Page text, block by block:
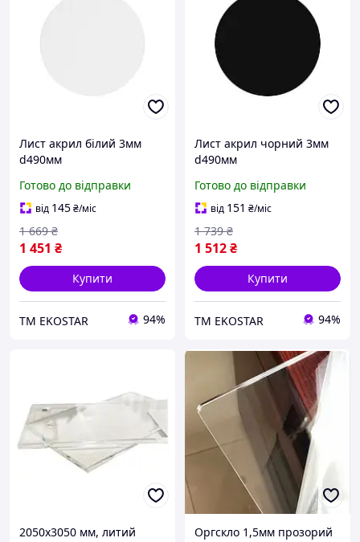
Лист акрил білий 3мм
d490мм
Готово до відправки
від 145₴/міс
1 451 ₴
1 669 ₴
Купити
ТМ EKOSTAR 94%
Лист акрил чорний 3мм
d490мм
Готово до відправки
від 151 ₴/міс
1 512₴
1 739 ₴
Купити
ТМ EKOSTAR 94%
2050х3050 мм, литий
Оргскло 1,5мм прозорий